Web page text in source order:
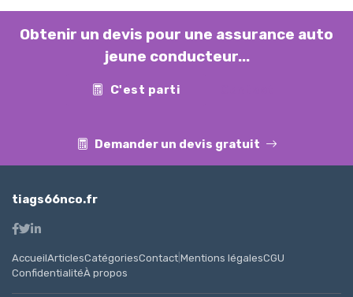
Obtenir un devis pour une assurance auto
jeune conducteur...
C'est parti
Demander un devis gratuit
tiags66nco.fr
AccueilArticlesCatégoriesContact Mentions légalesCGU
ConfidentialitéÀ propos